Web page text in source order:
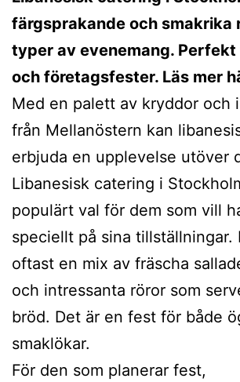
färgsprakande och smakrika
typer av evenemang.
och företagsfester. Läs mer
Med en palett av kryddor och
från Mellanöstern kan
erbjuda en upplevelse utöver
Libanesisk catering i
populärt val för dem som vill
speciellt på sina tillställningar.
oftast en mix av fräscha
och intressanta röror som
bröd. Det är en fest för både
smaklökar.
För den som planerar fest,